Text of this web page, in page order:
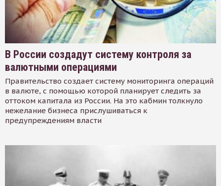
В России создадут систему контроля за
валютными операциями
Правительство создает систему мониторинга операций
в валюте, с помощью которой планирует следить за
оттоком капитала из России. На это кабмин толкнуло
нежелание бизнеса прислушиваться к
предупреждениям власти